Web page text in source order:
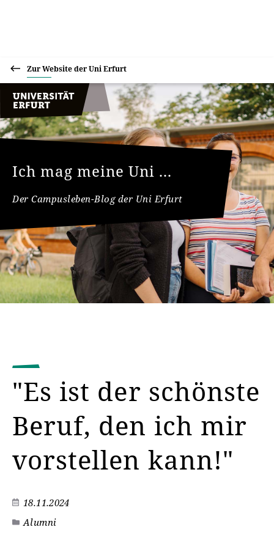
Zur Website der Uni Erfurt
Ich mag meine Uni ...
Der Campusleben-Blog der Uni Erfurt
"Es ist der schönste
Beruf, den ich mir
vorstellen kann!"
18.11.2024
Alumni